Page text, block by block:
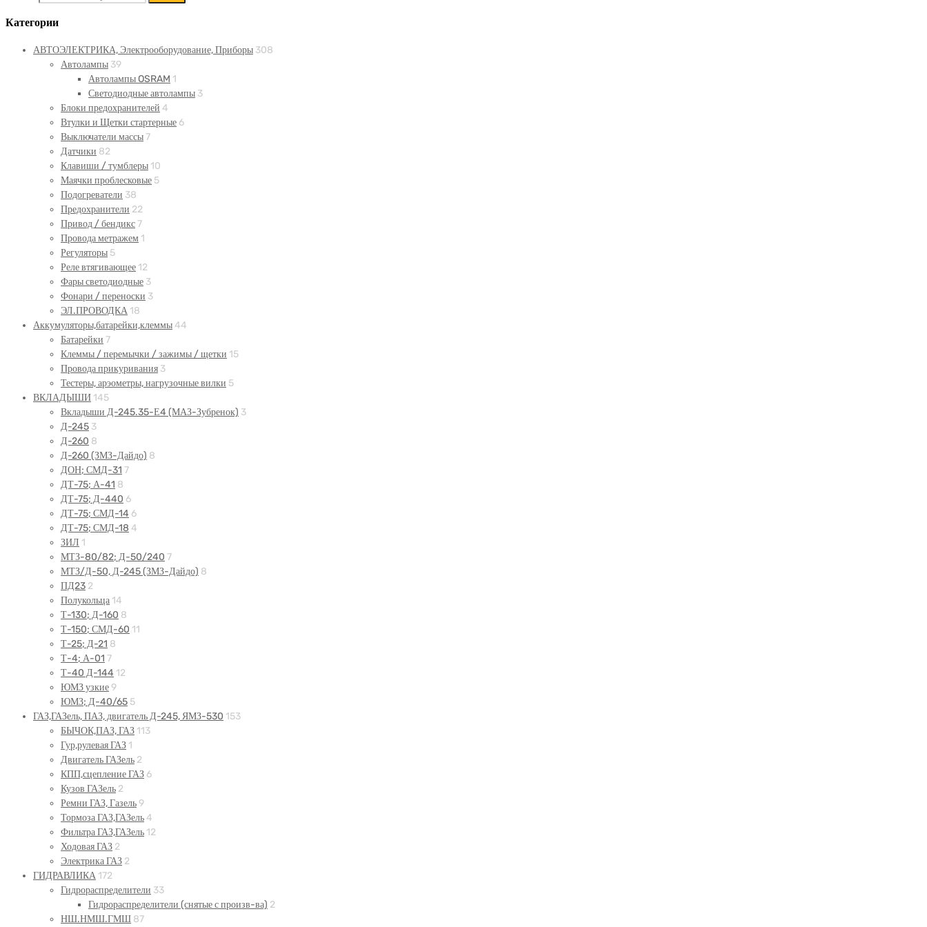
Категории
АВТОЭЛЕКТРИКА, Электрооборудование, Приборы 308
Автолампы 39
Автолампы OSRAM 1
Светодиодные автолампы 3
Блоки предохранителей 4
Втулки и Щетки стартерные 6
Выключатели массы7
Датчики 82
Клавиши / тумблеры 10
Маячки проблесковые 5
Подогреватели 38
Предохранители 22
Привод / бендикс7
Провода метражем 1
Регуляторы 5
Реле втягивающее 12
Фары светодиодные 3
Фонари / переноски 3
ЭЛ.ПРОВОДКА 18
Аккумуляторы,батарейки,клеммы 44
Батарейки 7
Клеммы / перемычки / зажимы / щетки 15
Провода прикуривания 3
Тестеры, арэометры, нагрузочные вилки 5
ВКЛАДЫШИ 145
Вкладыши Д-245.35-Е4 (МАЗ-Зубренок) 3
Д-245 3
Д-260 8
Д-260 (ЗМЗ-Дайдо) 8
ДОН; СМД-31 7
ДТ-75; А-41 8
ДТ-75; Д-440 6
ДТ-75; СМД-14 6
ДТ-75; СМД-18 4
ЗИЛ 1
МТЗ-80/82; Д-50/240 7
МТЗ/Д-50, Д-245 (ЗМЗ-Дайдо) 8
ПД23 2
Полукольца 14
Т-130; Д-160 8
Т-150; СМД-60 11
Т-25; Д-21 8
Т-4; А-01 7
Т-40 Д-144 12
ЮМЗ узкие 9
ЮМЗ; Д-40/65 5
ГАЗ,ГАЗель, ПАЗ, двигатель Д-245, ЯМЗ-530 153
БЫЧОК,ПАЗ, ГАЗ 113
Гур,рулевая ГАЗ 1
Двигатель ГАЗель 2
КПП,сцепление ГАЗ 6
Кузов ГАЗель 2
Ремни ГАЗ, Газель 9
Тормоза ГАЗ,ГАЗель 4
Фильтра ГАЗ,ГАЗель 12
Ходовая ГАЗ 2
Электрика ГАЗ 2
ГИДРАВЛИКА 172
Гидрораспределители 33
Гидрораспределители (снятые с произв-ва) 2
НШ.НМШ.ГМШ 87